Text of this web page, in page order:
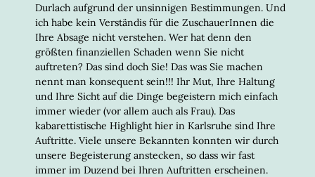
Durlach aufgrund der unsinnigen Bestimmungen. Und
ich habe kein Verständis für die ZuschauerInnen die
Ihre Absage nicht verstehen. Wer hat denn den
größten finanziellen Schaden wenn Sie nicht
auftreten? Das sind doch Sie! Das was Sie machen
nennt man konsequent sein!!! Ihr Mut, Ihre Haltung
und Ihre Sicht auf die Dinge begeistern mich einfach
immer wieder (vor allem auch als Frau). Das
kabarettistische Highlight hier in Karlsruhe sind Ihre
Auftritte. Viele unsere Bekannten konnten wir durch
unsere Begeisterung anstecken, so dass wir fast
immer im Duzend bei Ihren Auftritten erscheinen.